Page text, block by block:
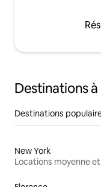
Destinations
Destinations
New York